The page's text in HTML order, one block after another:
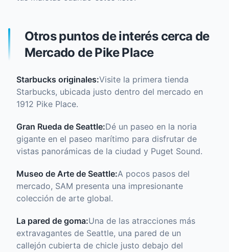
Otros puntos de interés cerca de
Mercado de Pike Place
Starbucks originales:Visite la primera tienda
Starbucks, ubicada justo dentro del mercado en
1912 Pike Place.
Gran Rueda de Seattle:Dé un paseo en la noria
gigante en el paseo marítimo para disfrutar de
vistas panorámicas de la ciudad y Puget Sound.
Museo de Arte de Seattle:A pocos pasos del
mercado, SAM presenta una impresionante
colección de arte global.
La pared de goma:Una de las atracciones más
extravagantes de Seattle, una pared de un
callejón cubierta de chicle justo debajo del